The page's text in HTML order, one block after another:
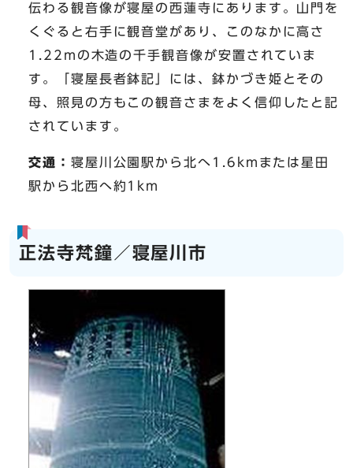
伝わる観音像が寝屋の西蓮寺にあります。山門を
くぐると右手に観音堂があり、このなかに高さ
1.22mの木造の千手観音像が安置されていま
す。「寝屋長者鉢記」には、鉢かづき姫とその
母、照見の方もこの観音さまをよく信仰したと記
されています。
交通： 寝屋川公園駅から北へ1.6kmまたは星田
駅から北西へ約1km
正法寺梵鐘／寝屋川市